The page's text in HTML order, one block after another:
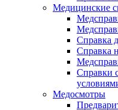
Медицинские
Справка
Справка
Справки
Медосмотры